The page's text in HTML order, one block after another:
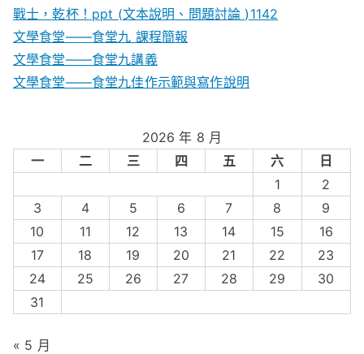
戰士，乾杯！ppt (文本說明、問題討論 )1142
文學食堂——食堂九 課程簡報
文學食堂――食堂九講義
文學食堂——食堂九佳作示範與寫作說明
2026 年 8 月
一
二 三 四 五 六
日
1
2
3
4 5 6 7 8
9
10
11 12 13 14 15
16
17
18 19 20 21 22
23
24
25 26 27 28 29
30
31
« 5 月